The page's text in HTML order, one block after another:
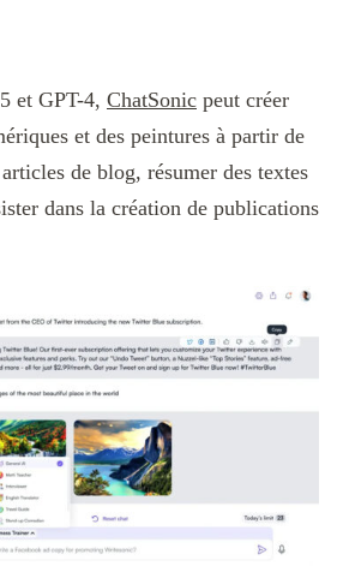
et GPT-4, ChatSonic peut créer
et des peintures à partir de
de blog, résumer des textes
dans la création de publications